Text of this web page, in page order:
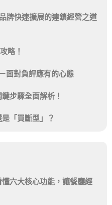
牌快速擴展的連鎖經營之道
略！
面對負評應有的心態
步驟全面解析！
「買斷型」？
六大核心功能，讓餐廳經